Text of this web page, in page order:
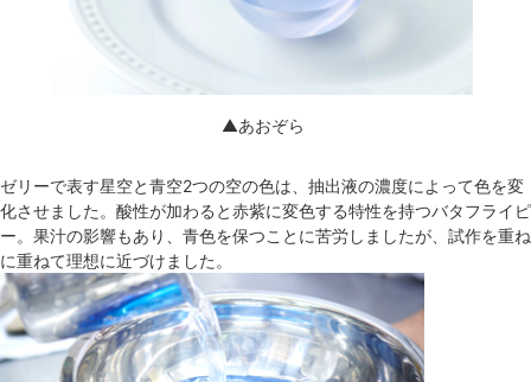
▲あおぞら
ゼリーで表す星空と青空2つの空の色は、抽出液の濃度によって色を変
化させました。酸性が加わると赤紫に変色する特性を持つバタフライピ
ー。果汁の影響もあり、青色を保つことに苦労しましたが、試作を重ね
に重ねて理想に近づけました。